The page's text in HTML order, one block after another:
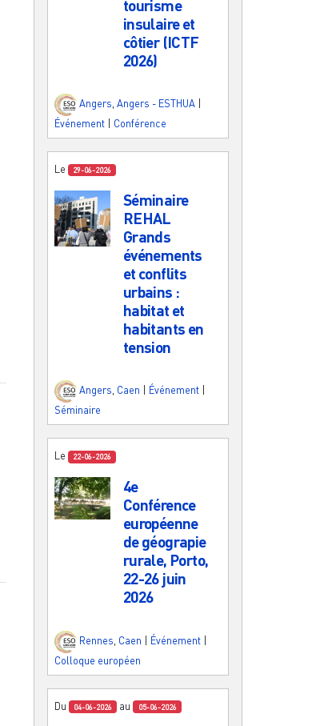
tourisme
insulaire et
côtier (ICTF
2026)
Angers Angers - ESTHUA
Événement
Conférence
Le 29-06-2026
Séminaire
REHAL
Grands
événements
et conflits
urbains :
habitat et
habitants en
tension
Angers, Caen Événement
Séminaire
Le 22-06-2026
4e
Conférence
européenne
de géograpie
rurale, Porto,
22-26 juin
2026
Rennes Caen Événement
Colloque européen
Du 04-06-2026 au 05-06-2026